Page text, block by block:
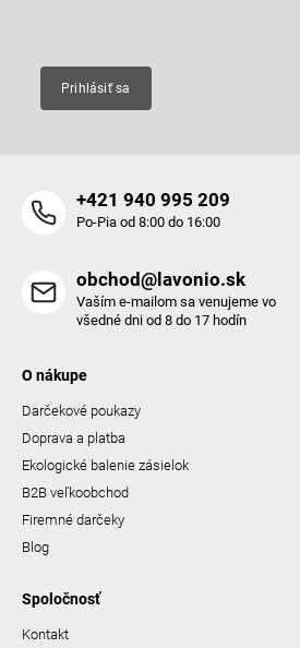
Prihlásiť sa
+421 940 995 209
Po-Pia od 8:00 do 16:00
obchod@lavonio.sk
Vaším e-mailom sa venujeme vo
všedné dni od 8 do 17 hodín
O nákupe
Darčekové poukazy
Doprava a platba
Ekologické balenie zásielok
B2B veľkoobchod
Firemné darčeky
Blog
Spoločnosť
Kontakt